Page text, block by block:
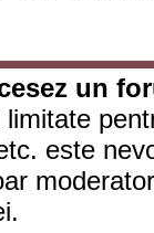
un
este